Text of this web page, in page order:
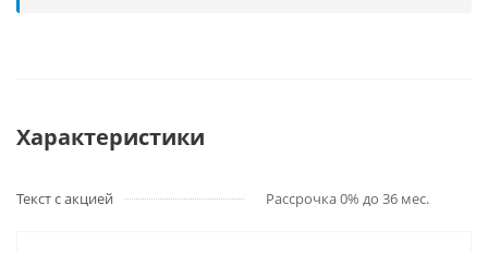
Характеристики
Текст с акцией Рассрочка 0% до 36 мес.